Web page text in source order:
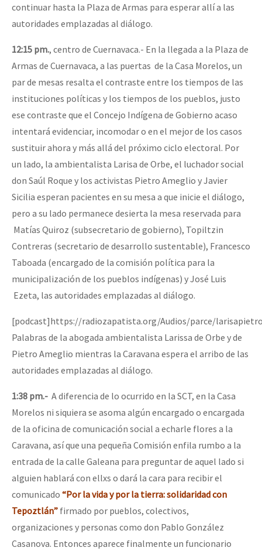
continuar hasta la Plaza de Armas para esperar allí a las
autoridades emplazadas al diálogo.
12:15 pm., centro de Cuernavaca.- En la llegada a la Plaza de
Armas de Cuernavaca, a las puertas de la Casa Morelos, un
par de mesas resalta el contraste entre los tiempos de las
instituciones políticas y los tiempos de los pueblos, justo
ese contraste que el Concejo Indígena de Gobierno acaso
intentará evidenciar, incomodar o en el mejor de los casos
sustituir ahora y más allá del próximo ciclo electoral. Por
un lado, la ambientalista Larisa de Orbe, el luchador social
don Saúl Roque y los activistas Pietro Ameglio y Javier
Sicilia esperan pacientes en su mesa a que inicie el diálogo,
pero a su lado permanece desierta la mesa reservada para
Matías Quiroz (subsecretario de gobierno), Topiltzin
Contreras (secretario de desarrollo sustentable), Francesco
Taboada (encargado de la comisión política para la
municipalización de los pueblos indígenas) y José Luis
Ezeta, las autoridades emplazadas al diálogo.
[podcast]https://radiozapatista.org/Audios/parce/
Palabras de la abogada ambientalista Larissa de Orbe y de
Pietro Ameglio mientras la Caravana espera el arribo de las
autoridades emplazadas al diálogo.
1:38 pm.- A diferencia de lo ocurrido en la SCT, en la Casa
Morelos ni siquiera se asoma algún encargado o encargada
de la oficina de comunicación social a echarle flores a la
Caravana, así que una pequeña Comisión enfila rumbo a la
entrada de la calle Galeana para preguntar de aquel lado si
alguien hablará con ellxs o dará la cara para recibir el
comunicado “Por la vida y por la tierra: solidaridad con
Tepoztlán” firmado por pueblos, colectivos,
organizaciones y personas como don Pablo González
Casanova. Entonces aparece finalmente un funcionario